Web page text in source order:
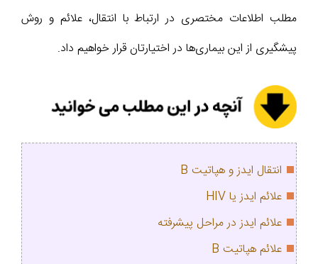
مطلب اطلاعات مختصری در ارتباط با انتقال، علائم و روش
پیشگیری از این بیماری‌ها در اختیارتان قرار خواهیم داد.
انتقال ایدز و هپاتیت B
علائم ایدز یا HIV
علائم ایدز در مراحل پیشرفته
علائم هپاتیت B